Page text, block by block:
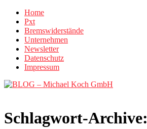
Home
Pxt
Bremswiderstände
Unternehmen
Newsletter
Datenschutz
Impressum
Schlagwort-Archive: